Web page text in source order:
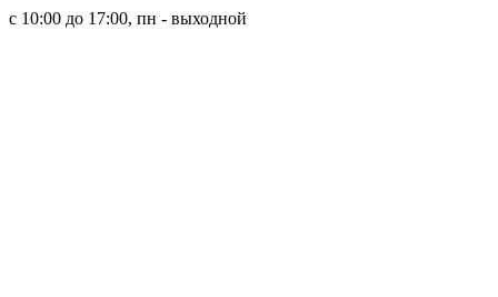
с 10:00 до 17:00, пн - выходной